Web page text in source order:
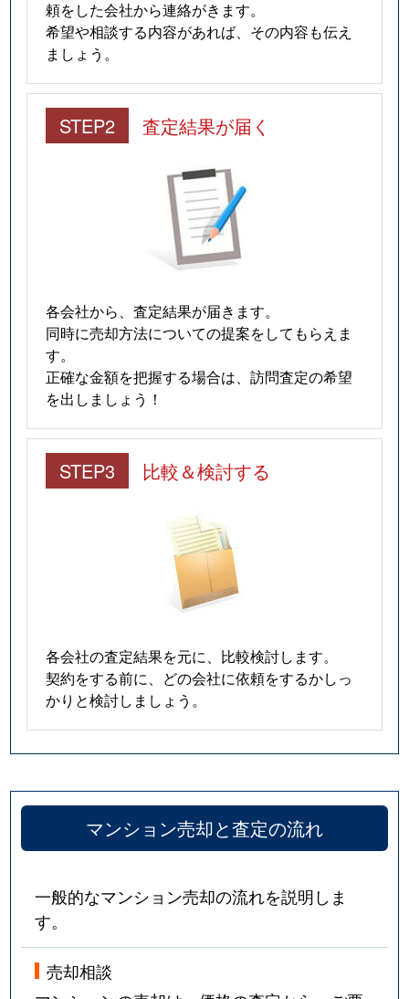
頼をした会社から連絡がきます。
希望や相談する内容があれば、その内容も伝え
ましょう。
STEP2 査定結果が届く
各会社から、査定結果が届きます。
同時に売却方法についての提案をしてもらえま
す。
正確な金額を把握する場合は、訪問査定の希望
を出しましょう！
STEP3 比較＆検討する
各会社の査定結果を元に、比較検討します。
契約をする前に、どの会社に依頼をするかしっ
かりと検討しましょう。
マンション売却と査定の流れ
一般的なマンション売却の流れを説明しま
す。
売却相談